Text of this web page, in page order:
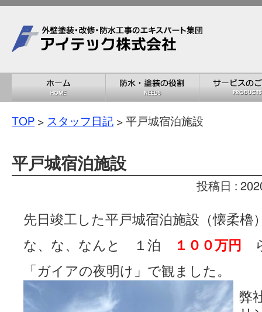
TOP > スタッフ日記 > 平戸城宿泊施設
平戸城宿泊施設
投稿日 :
先日竣工した平戸城宿泊施設（懐柔櫓
な、な、なんと １泊
１００万円
「ガイアの夜明け」で観ました。
弊